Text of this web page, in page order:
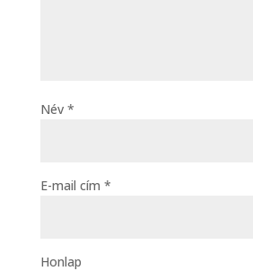
Név *
E-mail cím *
Honlap